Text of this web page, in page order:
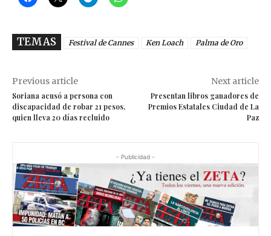
TEMAS Festival de Cannes Ken Loach Palma de Oro
Previous article
Soriana acusó a persona con
discapacidad de robar 21 pesos,
quien lleva 20 días recluido
Next article
Presentan libros ganadores de
Premios Estatales Ciudad de La
Paz
- Publicidad -